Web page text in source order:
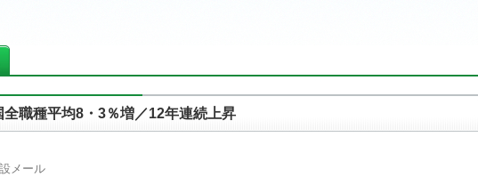
職種平均8・3％増／12年連続上昇
メール